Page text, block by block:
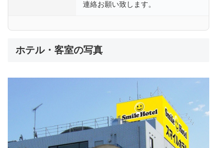
連絡お願い致します。
ホテル・客室の写真